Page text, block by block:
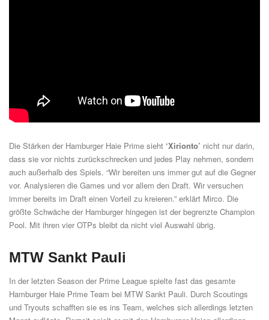
Die Stärken der Hamburger Haie Prime sieht ‘Xirionto’ nicht nur darin,
dass sie vor nichts zurückschrecken und jedes Play nehmen, sondern
auch außerhalb des Spiels. “Wir bereiten uns immer gut auf die Gegner
vor. Analysieren die Games und vor allem den Draft. Wir versuchen
immer bereits im Draft einen Vorteil zu kreieren.” erklärt Mirco. Die
größte Schwäche der Hamburger hingegen ist der begrenzte Champion
Pool. Mit ihren vier OTPs bleibt da nicht viel Auswahl übrig.
MTW Sankt Pauli
In der letzten Season der Prime League spielte fast das gesamte
Hamburger Haie Prime Team bei MTW Sankt Pauli. Durch Scoutings
und Tryouts schafften sie es ins Team, welches sich allerdings letzten